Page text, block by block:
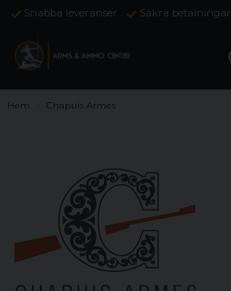
Snabba leveranser Säkra betalningar
Hem Chapuis Armes